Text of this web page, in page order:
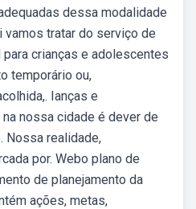
dessa modalidade
vamos tratar do serviço de
crianças e adolescentes
temporário ou,
Ianças e
nossa cidade é dever de
Nossa realidade,
por. Webo plano de
de planejamento da
ações, metas,